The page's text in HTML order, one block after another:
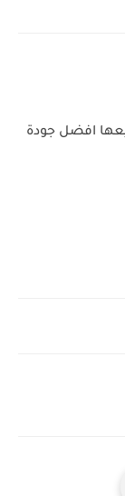
افضل جودة